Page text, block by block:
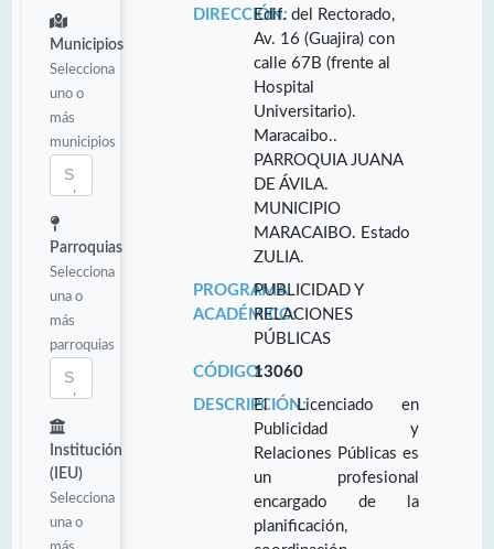
Municipios
Selecciona
uno o
más
municipios
Parroquias
Selecciona
una o
más
parroquias
Institución
(IEU)
Selecciona
una o
DIRECCIÓN:Edif. del Rectorado,
Av. 16 (Guajira) con
calle 67B (frente al
Hospital
Universitario).
Maracaibo..
PARROQUIA JUANA
DE ÁVILA.
MUNICIPIO
MARACAIBO. Estado
ZULIA.
PROGRAMA
ACADÉMICO:
PUBLICIDAD Y
RELACIONES
PÚBLICAS
CÓDIGO:13060
DESCRIPCIÓN:El Licenciado en
Publicidad y
Relaciones Públicas es
un profesional
encargado de la
planificación,